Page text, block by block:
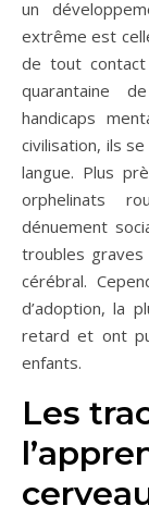
un
extrême est
de tout
quarantaine
handicaps
civilisation, ils
langue. Plus
orphelinats
dénuement
troubles
cérébral.
d’adoption, la
retard et ont
enfants.
Les